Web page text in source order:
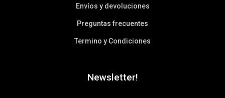
Envíos y devoluciones
Preguntas frecuentes
Termino y Condiciones
Newsletter!